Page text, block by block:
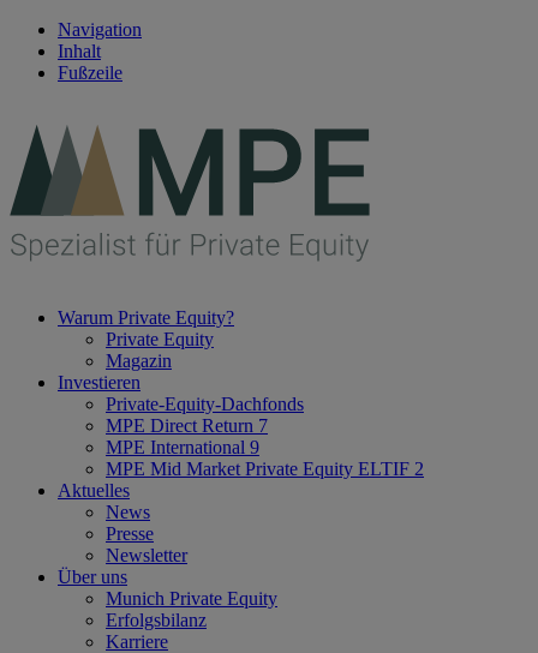
Navigation
Inhalt
Fußzeile
Warum Private Equity?
Private Equity
Magazin
Investieren
Private-Equity-Dachfonds
MPE Direct Return 7
MPE International 9
MPE Mid Market Private Equity ELTIF 2
Aktuelles
News
Presse
Newsletter
Über uns
Munich Private Equity
Erfolgsbilanz
Karriere